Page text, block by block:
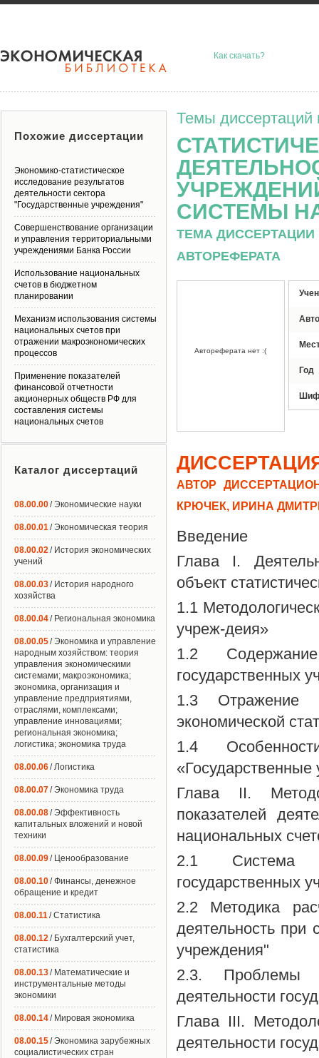
Как скачать?
Темы диссертаций
СИСТЕМЫ
ТЕМА
АВТОРЕФЕРАТА
Автореферата нет :(
Год
АВТОР
КРЮЧЕК, ИРИНА
Введение
Глава I.
объект
1.1
учреж-деия»
1.2
государственных
1.3 Отражение
экономической
1.4
Глава II.
показателей
национальных
2.1 Система
государственных
2.2 Методика
деятельность при
учреждения"
2.3. Проблемы
деятельности
Глава III.
деятельности
Похожие диссертации
Экономико-статистическое
исследование результатов
деятельности сектора
"Государственные учреждения"
Совершенствование организации
и управления территориальными
учреждениями Банка России
Использование национальных
счетов в бюджетном
планировании
Механизм использования системы
национальных счетов при
отражении макроэкономических
процессов
Применение показателей
финансовой отчетности
акционерных обществ РФ для
составления системы
национальных счетов
Каталог диссертаций
08.00.00/ Экономические науки
08.00.01/ Экономическая теория
08.00.02/ История экономических
учений
08.00.03/ История народного
хозяйства
08.00.04/ Региональная экономика
08.00.05/ Экономика и управление
народным хозяйством: теория
управления экономическими
системами; макроэкономика;
экономика, организация и
управление предприятиями,
отраслями, комплексами;
управление инновациями;
региональная экономика;
логистика; экономика труда
08.00.06/ Логистика
08.00.07/ Экономика труда
08.00.08/ Эффективность
капитальных вложений и новой
техники
08.00.09/ Ценообразование
08.00.10/ Финансы, денежное
обращение и кредит
08.00.11/ Статистика
08.00.12/ Бухгалтерский учет,
статистика
08.00.13/ Математические и
инструментальные методы
экономики
08.00.14/ Мировая экономика
08.00.15/ Экономика зарубежных
социалистических стран